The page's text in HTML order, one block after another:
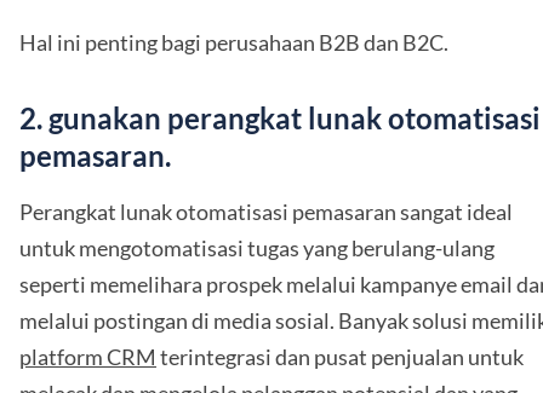
Hal ini penting bagi perusahaan B2B dan B2C.
2. gunakan perangkat lunak otomatisasi
pemasaran.
Perangkat lunak otomatisasi pemasaran sangat ideal
untuk mengotomatisasi tugas yang berulang-ulang
seperti memelihara prospek melalui kampanye email
melalui postingan di media sosial. Banyak solusi
platform CRM terintegrasi dan pusat penjualan untuk